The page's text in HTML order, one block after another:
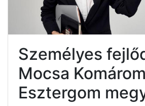
Személyes
Mocsa
Esztergom